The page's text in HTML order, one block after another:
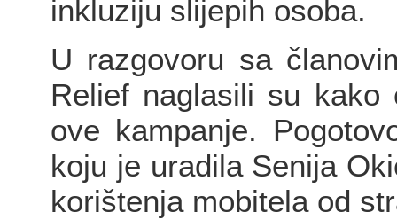
inkluziju slijepih osoba.
U razgovoru sa
Relief naglasili su
ove kampanje.
koju je uradila Senija
korištenja mobitela od